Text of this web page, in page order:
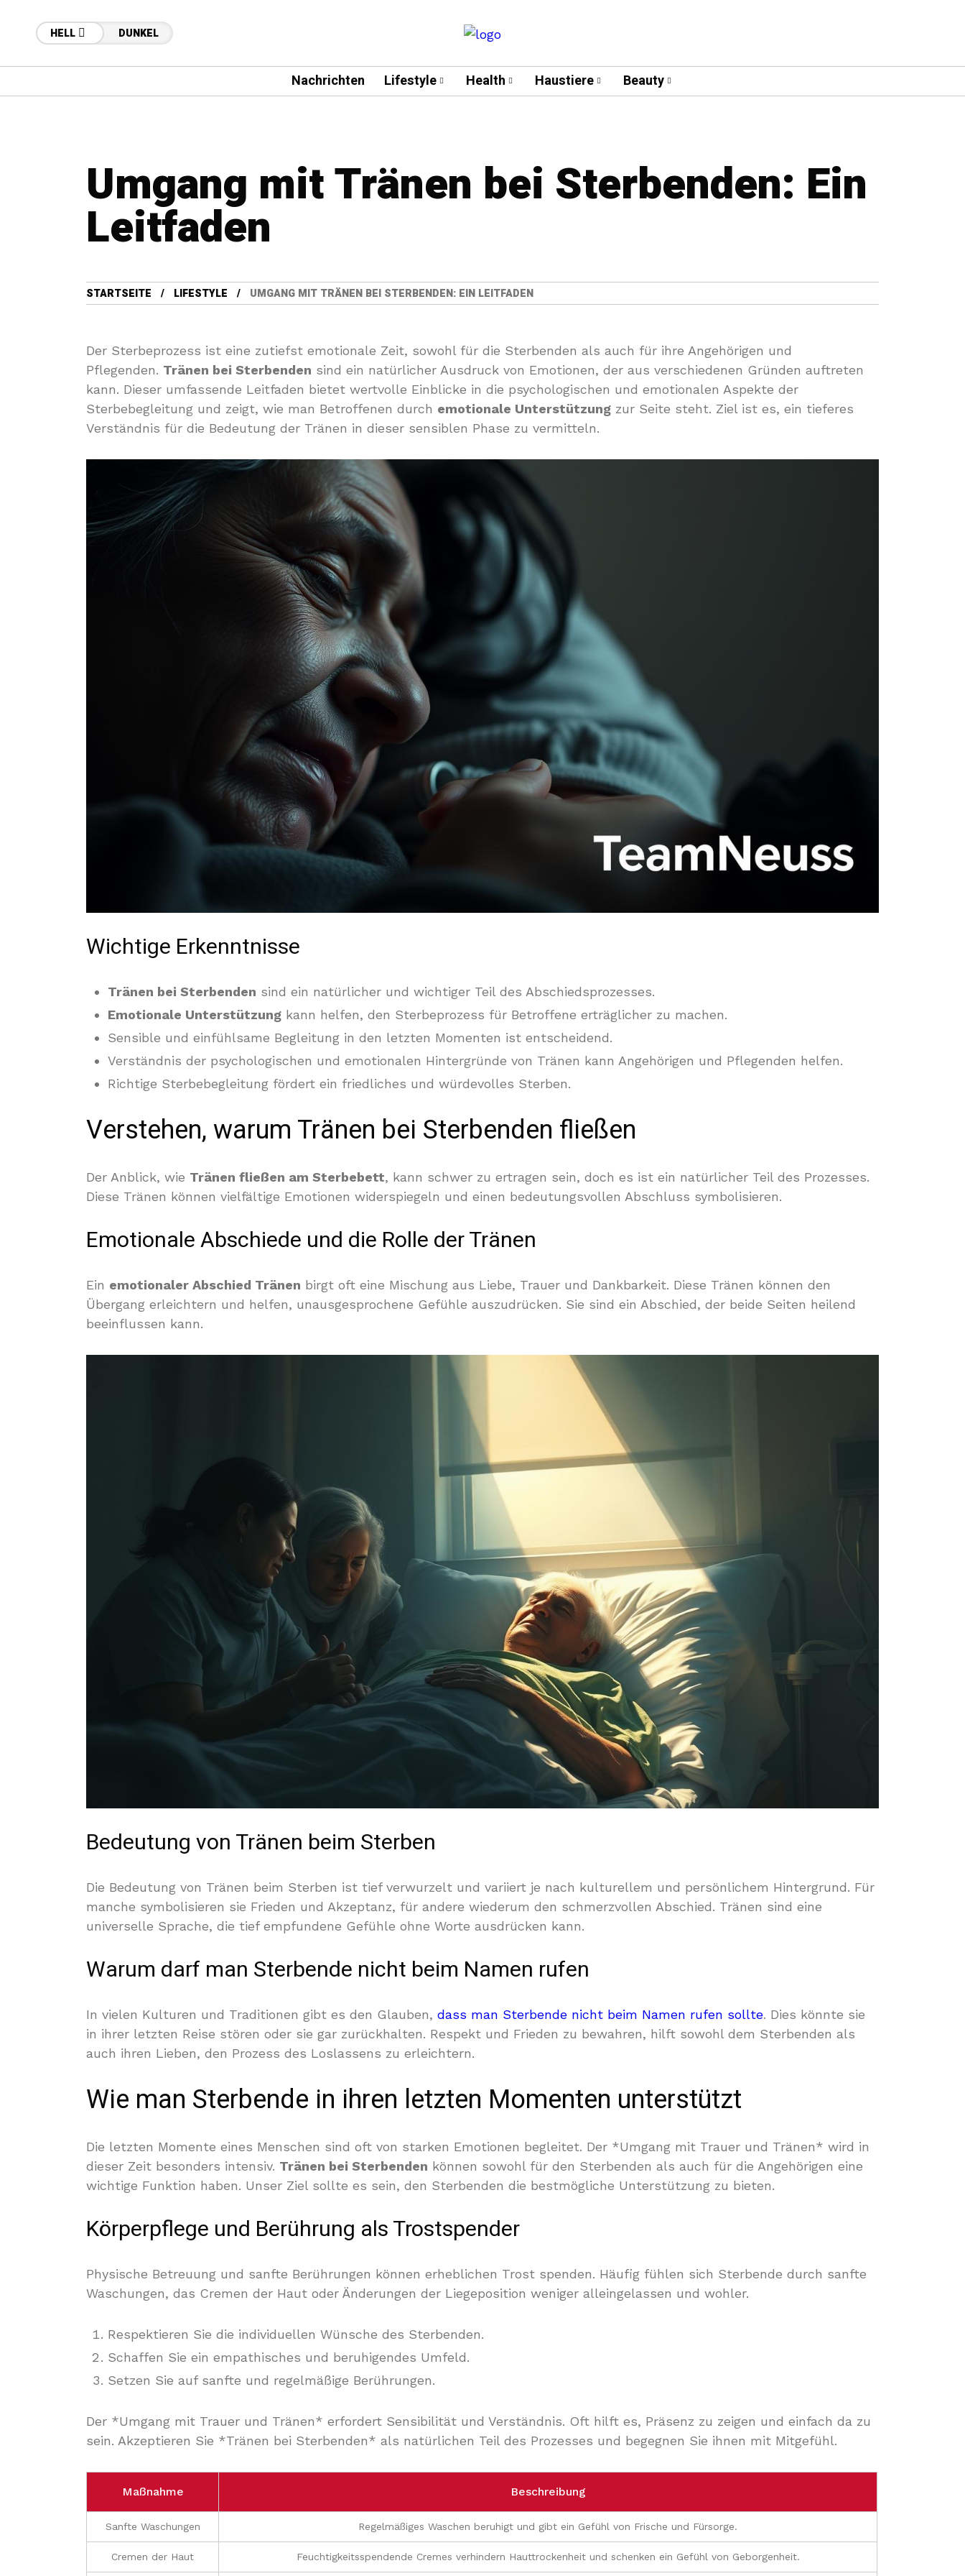
HELL DUNKEL
Nachrichten Lifestyle Health Haustiere Beauty
Umgang mit Tränen bei Sterbenden: Ein
Leitfaden
STARTSEITE LIFESTYLE UMGANG MIT TRÄNEN BEI STERBENDEN: EIN LEITFADEN
Der Sterbeprozess ist eine zutiefst emotionale Zeit, sowohl für die Sterbenden als auch für ihre Angehörigen und
Pflegenden. Tränen bei Sterbenden sind ein natürlicher Ausdruck von Emotionen, der aus verschiedenen Gründen auftreten
kann. Dieser umfassende Leitfaden bietet wertvolle Einblicke in die psychologischen und emotionalen Aspekte der
Sterbebegleitung und zeigt, wie man Betroffenen durch emotionale Unterstützung zur Seite steht. Ziel ist es, ein tieferes
Verständnis für die Bedeutung der Tränen in dieser sensiblen Phase zu vermitteln.
Wichtige Erkenntnisse
Tränen bei Sterbenden sind ein natürlicher und wichtiger Teil des Abschiedsprozesses.
Emotionale Unterstützung kann helfen, den Sterbeprozess für Betroffene erträglicher zu machen.
Sensible und einfühlsame Begleitung in den letzten Momenten ist entscheidend.
Verständnis der psychologischen und emotionalen Hintergründe von Tränen kann Angehörigen und Pflegenden helfen.
Richtige Sterbebegleitung fördert ein friedliches und würdevolles Sterben.
Verstehen, warum Tränen bei Sterbenden fließen
Der Anblick, wie Tränen fließen am Sterbebett, kann schwer zu ertragen sein, doch es ist ein natürlicher Teil des Prozesses.
Diese Tränen können vielfältige Emotionen widerspiegeln und einen bedeutungsvollen Abschluss symbolisieren.
Emotionale Abschiede und die Rolle der Tränen
Ein emotionaler Abschied Tränen birgt oft eine Mischung aus Liebe, Trauer und Dankbarkeit. Diese Tränen können den
Übergang erleichtern und helfen, unausgesprochene Gefühle auszudrücken. Sie sind ein Abschied, der beide Seiten heilend
beeinflussen kann.
Bedeutung von Tränen beim Sterben
Die Bedeutung von Tränen beim Sterben ist tief verwurzelt und variiert je nach kulturellem und persönlichem Hintergrund. Für
manche symbolisieren sie Frieden und Akzeptanz, für andere wiederum den schmerzvollen Abschied. Tränen sind eine
universelle Sprache, die tief empfundene Gefühle ohne Worte ausdrücken kann.
Warum darf man Sterbende nicht beim Namen rufen
In vielen Kulturen und Traditionen gibt es den Glauben, dass man Sterbende nicht beim Namen rufen sollte. Dies könnte sie
in ihrer letzten Reise stören oder sie gar zurückhalten. Respekt und Frieden zu bewahren, hilft sowohl dem Sterbenden als
auch ihren Lieben, den Prozess des Loslassens zu erleichtern.
Wie man Sterbende in ihren letzten Momenten unterstützt
Die letzten Momente eines Menschen sind oft von starken Emotionen begleitet. Der *Umgang mit Trauer und Tränen* wird in
dieser Zeit besonders intensiv. Tränen bei Sterbenden können sowohl für den Sterbenden als auch für die Angehörigen eine
wichtige Funktion haben. Unser Ziel sollte es sein, den Sterbenden die bestmögliche Unterstützung zu bieten.
Körperpflege und Berührung als Trostspender
Physische Betreuung und sanfte Berührungen können erheblichen Trost spenden. Häufig fühlen sich Sterbende durch sanfte
Waschungen, das Cremen der Haut oder Änderungen der Liegeposition weniger alleingelassen und wohler.
Respektieren Sie die individuellen Wünsche des Sterbenden.
Schaffen Sie ein empathisches und beruhigendes Umfeld.
Setzen Sie auf sanfte und regelmäßige Berührungen.
Der *Umgang mit Trauer und Tränen* erfordert Sensibilität und Verständnis. Oft hilft es, Präsenz zu zeigen und einfach da zu
sein. Akzeptieren Sie *Tränen bei Sterbenden* als natürlichen Teil des Prozesses und begegnen Sie ihnen mit Mitgefühl.
Maßnahme Beschreibung
Sanfte Waschungen Regelmäßiges Waschen beruhigt und gibt ein Gefühl von Frische und Fürsorge.
Cremen der Haut Feuchtigkeitsspendende Cremes verhindern Hauttrockenheit und schenken ein Gefühl von Geborgenheit.